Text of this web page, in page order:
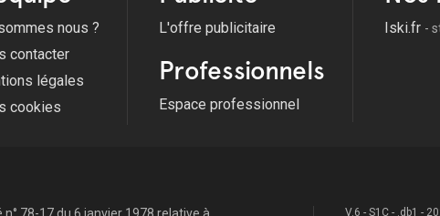
nous ?
contacter
légales
cookies
L'offre publicitaire
Professionnels
Espace professionnel
Iski.fr -
V.6 - S1C - .db1 -